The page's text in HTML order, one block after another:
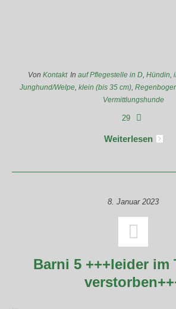
Von Kontakt In auf Pflegestelle in D, Hündin,
Junghund/Welpe, klein (bis 35 cm),
Vermittlungshunde
29
Weiterlesen
8. Januar 2023
Barni 5 +++leider im